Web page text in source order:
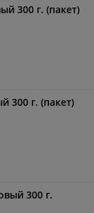
300 г. (пакет)
г. (пакет)
300 г.